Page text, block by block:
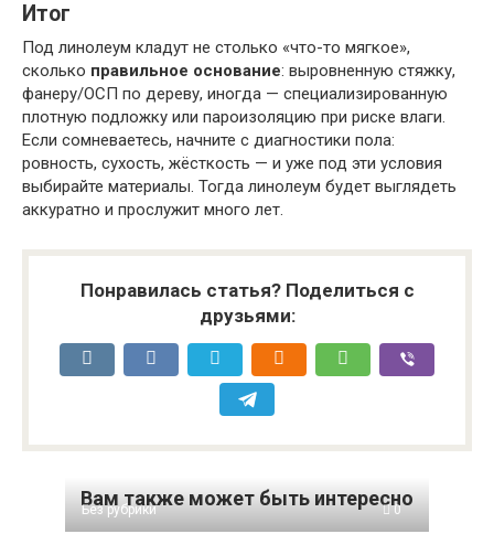
Итог
Под линолеум кладут не столько «что-то мягкое»,
сколько правильное основание: выровненную стяжку,
фанеру/ОСП по дереву, иногда — специализированную
плотную подложку или пароизоляцию при риске влаги.
Если сомневаетесь, начните с диагностики пола:
ровность, сухость, жёсткость — и уже под эти условия
выбирайте материалы. Тогда линолеум будет выглядеть
аккуратно и прослужит много лет.
Понравилась статья? Поделиться с
друзьями:
Вам также может быть интересно
Без рубрики 0